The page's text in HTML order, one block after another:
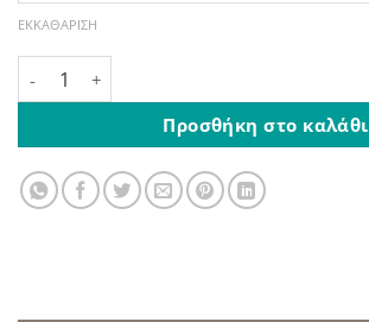
ΕΚΚΑΘΆΡΙΣΗ
Παπιγιόν Μονόχρωμο Λιλά ποσότητα
Προσθήκη στο καλάθι